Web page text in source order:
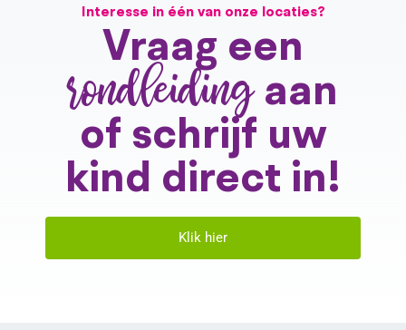
Interesse in één van onze locaties?
Vraag een
rondleidingaan
of schrijf uw
kind direct in!
Klik hier